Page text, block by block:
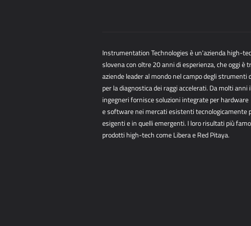
Instrumentation Technologies è un'azienda high-
slovena con oltre 20 anni di esperienza, cheoggi è
aziende leader al mondo nel campo degli strumenti
per la diagnostica dei raggi accelerati. Da molti anni
ingegneri fornisce soluzioni integrate per hardware
esoftware nei mercati esistenti tecnologicamente
esigenti e in quelli emergenti. I loro risultati più
prodotti high-tech come Libera e Red Pitaya.